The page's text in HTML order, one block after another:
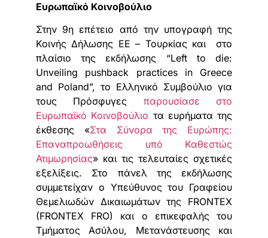
Ευρωπαϊκό Κοινοβούλιο
Στην 9η επέτειο από την υπογραφή της
Κοινής Δήλωσης ΕΕ – Τουρκίας και στο
πλαίσιο της εκδήλωσης “Left to die:
Unveiling pushback practices in Greece
and Poland”, το Ελληνικό Συμβούλιο για
τους Πρόσφυγες παρουσίασε στο
Ευρωπαϊκό Κοινοβούλιο τα ευρήματα της
έκθεσης «Στα Σύνορα της Ευρώπης:
Επαναπροωθήσεις υπό Καθεστώς
Ατιμωρησίας» και τις τελευταίες σχετικές
εξελίξεις. Στο πάνελ της εκδήλωσης
συμμετείχαν ο Υπεύθυνος του Γραφείου
Θεμελιωδών Δικαιωμάτων της FRONTEX
(FRONTEX FRO) και ο επικεφαλής του
Τμήματος Ασύλου, Μετανάστευσης και